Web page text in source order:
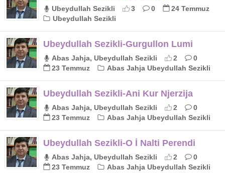
Ubeydullah Sezikli 3 0
24 Temmuz
Ubeydullah Sezikli
Ubeydullah Sezikli-Gurgullon Lumi
Abas Jahja, Ubeydullah Sezikli 2
0
23 Temmuz
Abas Jahja Ubeydullah Sezikli
Ubeydullah Sezikli-Ani Kur Njerzija
Abas Jahja, Ubeydullah Sezikli 2
0
23 Temmuz
Abas Jahja Ubeydullah Sezikli
Ubeydullah Sezikli-O İ Nalti Perendi
Abas Jahja, Ubeydullah Sezikli 2
0
23 Temmuz
Abas Jahja Ubeydullah Sezikli